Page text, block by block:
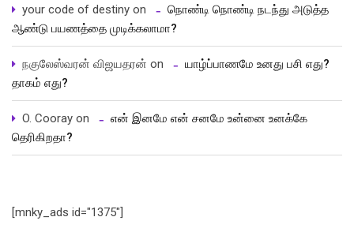
your code of destiny on
நொண்டி நொண்டி நடந்து அடுத்த
ஆண்டு பயணத்தை முடிக்கலாமா?
நகுலேஸ்வரன் விஜயதரன் on
யாழ்ப்பாணமே உனது பசி எது?
தாகம் எது?
O. Cooray on
என் இனமே என் சனமே உன்னை உனக்கே
தெரிகிறதா?
[mnky_ads id="1375"]